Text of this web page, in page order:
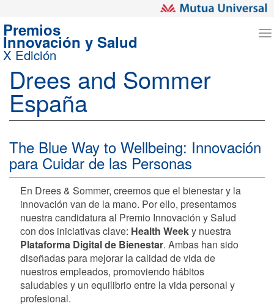
Premios
Innovación y Salud
X Edición
Drees and Sommer
España
The Blue Way to Wellbeing: Innovación
para Cuidar de las Personas
En Drees & Sommer, creemos que el bienestar y la
innovación van de la mano. Por ello, presentamos
nuestra candidatura al Premio Innovación y Salud
con dos iniciativas clave: Health Weeky nuestra
Plataforma Digital de Bienestar. Ambas han sido
diseñadas para mejorar la calidad de vida de
nuestros empleados, promoviendo hábitos
saludables y un equilibrio entre la vida personal y
profesional.